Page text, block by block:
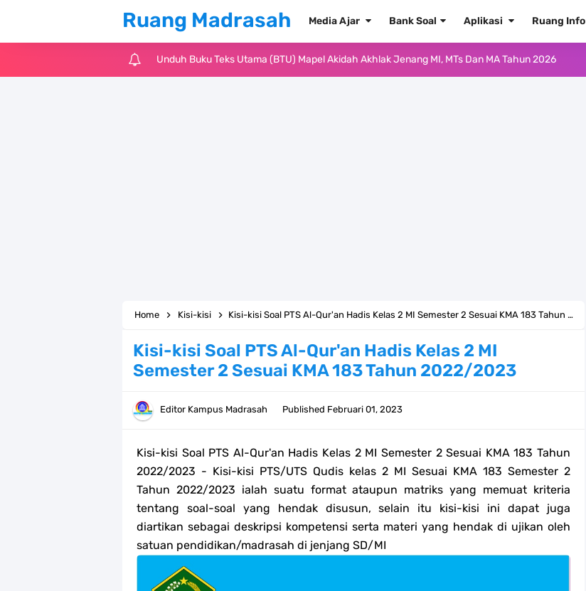
Ruang Madrasah Media Ajar Bank Soal Aplikasi Ruang Info
Unduh Buku Teks Utama (BTU) Al-Qur'an Hadis Semua Jenjang Tahun 2026
Bank soal PAT/SAT Kelas 3 SD/MI Semester 2 Kurikulum Merdeka Tahun 2026
Panduan GOOGLE WORKSPACE (GWS) Untuk Guru Madrasah
Bank Soal ASAT/PAT Kelas 5 SD/MI Kurikulum Merdeka Tahun 2026
Bank Soal PAT Kelas 6 SD/MI Semester 2 Kurikulum Merdeka Tahun 2026
Kisi-kisi Soal US/UM Jenjang SD/MI Tahun 2026 Lengkap
Home Kisi-kisi Kisi-kisi Soal PTS Al-Qur'an Hadis Kelas 2 MI Semester 2 Sesuai KMA 183 Tahun 2022/2023
Kisi-kisi Soal PTS Al-Qur'an Hadis Kelas 2 MI
Semester 2 Sesuai KMA 183 Tahun 2022/2023
Editor Kampus Madrasah Published Februari 01, 2023
Kisi-kisi Soal PTS Al-Qur'an Hadis Kelas 2 MI Semester 2 Sesuai KMA 183 Tahun
2022/2023 - Kisi-kisi PTS/UTS Qudis kelas 2 MI Sesuai KMA 183 Semester 2
Tahun 2022/2023 ialah suatu format ataupun matriks yang memuat kriteria
tentang soal-soal yang hendak disusun, selain itu kisi-kisi ini dapat juga
diartikan sebagai deskripsi kompetensi serta materi yang hendak di ujikan oleh
satuan pendidikan/madrasah di jenjang SD/MI